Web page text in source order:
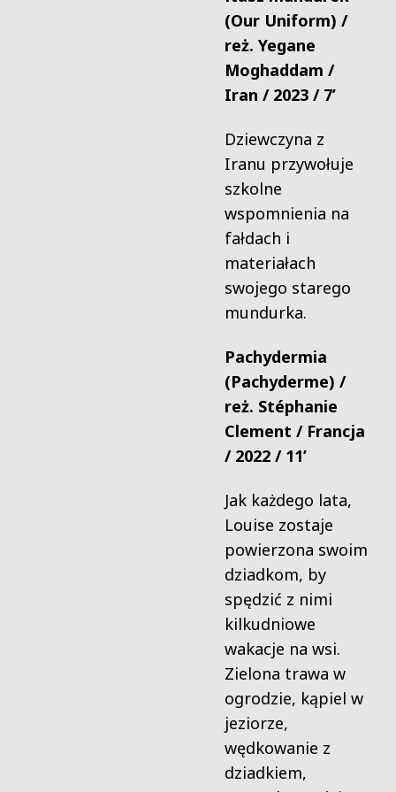
(Our Uniform) /
reż. Yegane
Moghaddam /
Iran / 2023 / 7’
Dziewczyna z
Iranu przywołuje
szkolne
wspomnienia na
fałdach i
materiałach
swojego starego
mundurka.
Pachydermia
(Pachyderme) /
reż. Stéphanie
Clement / Francja
/ 2022 / 11’
Jak każdego lata,
Louise zostaje
powierzona swoim
dziadkom, by
spędzić z nimi
kilkudniowe
wakacje na wsi.
Zielona trawa w
ogrodzie, kąpiel w
jeziorze,
wędkowanie z
dziadkiem,